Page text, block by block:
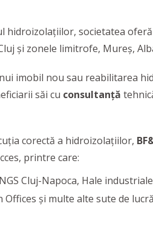
hidroizolațiilor, societatea
și zonele limitrofe, Mureș,
imobil nou sau reabilitarea
săi cu consultanță
corectă a hidroizolațiilor,
printre care:
Cluj-Napoca, Hale
Offices și multe alte sute de